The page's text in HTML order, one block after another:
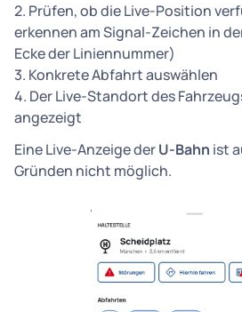
2. Prüfen, ob die Live-Position
erkennen am Signal-Zeichen in
Ecke der Liniennummer)
3. Konkrete Abfahrt auswählen
4. Der Live-Standort des
angezeigt
Eine Live-Anzeige derU-Bahn ist
Gründen nicht möglich.